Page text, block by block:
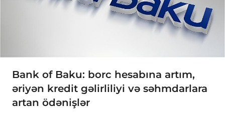
Bank of Baku: borc hesabına artım,
əriyən kredit gəlirliliyi və səhmdarlara
artan ödənişlər